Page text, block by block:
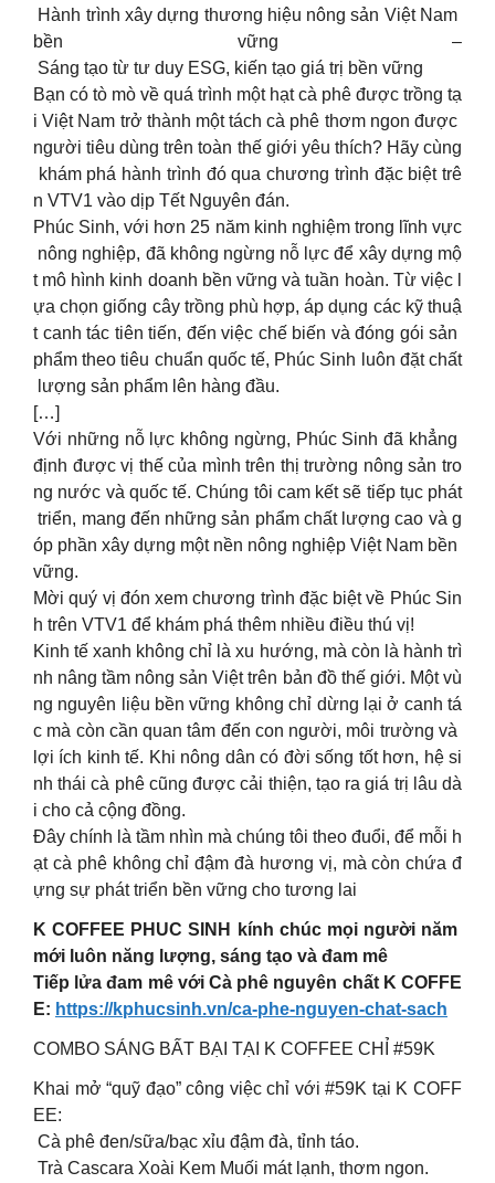
Hành trình xây dựng thương hiệu nông sản Việt Nam
bền vững –
Sáng tạo từ tư duy ESG, kiến tạo giá trị bền vững
Bạn có tò mò về quá trình một hạt cà phê được trồng tạ
i Việt Nam trở thành một tách cà phê thơm ngon được
người tiêu dùng trên toàn thế giới yêu thích? Hãy cùng
khám phá hành trình đó qua chương trình đặc biệt trê
n VTV1 vào dịp Tết Nguyên đán.
Phúc Sinh, với hơn 25 năm kinh nghiệm trong lĩnh vực
nông nghiệp, đã không ngừng nỗ lực để xây dựng mộ
t mô hình kinh doanh bền vững và tuần hoàn. Từ việc l
ựa chọn giống cây trồng phù hợp, áp dụng các kỹ thuậ
t canh tác tiên tiến, đến việc chế biến và đóng gói sản
phẩm theo tiêu chuẩn quốc tế, Phúc Sinh luôn đặt chất
lượng sản phẩm lên hàng đầu.
[…]
Với những nỗ lực không ngừng, Phúc Sinh đã khẳng
định được vị thế của mình trên thị trường nông sản tro
ng nước và quốc tế. Chúng tôi cam kết sẽ tiếp tục phát
triển, mang đến những sản phẩm chất lượng cao và g
óp phần xây dựng một nền nông nghiệp Việt Nam bền
vững.
Mời quý vị đón xem chương trình đặc biệt về Phúc Sin
h trên VTV1 để khám phá thêm nhiều điều thú vị!
Kinh tế xanh không chỉ là xu hướng, mà còn là hành trì
nh nâng tầm nông sản Việt trên bản đồ thế giới. Một vù
ng nguyên liệu bền vững không chỉ dừng lại ở canh tá
c mà còn cần quan tâm đến con người, môi trường và
lợi ích kinh tế. Khi nông dân có đời sống tốt hơn, hệ si
nh thái cà phê cũng được cải thiện, tạo ra giá trị lâu dà
i cho cả cộng đồng.
Đây chính là tầm nhìn mà chúng tôi theo đuổi, để mỗi h
ạt cà phê không chỉ đậm đà hương vị, mà còn chứa đ
ựng sự phát triển bền vững cho tương lai
K COFFEE PHUC SINH kính chúc mọi người năm
mới luôn năng lượng, sáng tạo và đam mê
Tiếp lửa đam mê với Cà phê nguyên chất K COFFE
E: https://kphucsinh.vn/ca-phe-nguyen-chat-sach
COMBO SÁNG BẤT BẠI TẠI K COFFEE CHỈ #59K
Khai mở “quỹ đạo” công việc chỉ với #59K tại K COFF
EE:
Cà phê đen/sữa/bạc xỉu đậm đà, tỉnh táo.
Trà Cascara Xoài Kem Muối mát lạnh, thơm ngon.